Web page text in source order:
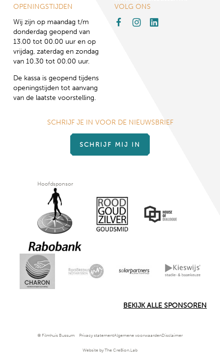
OPENINGSTIJDEN
Wij zijn op maandag t/m
donderdag geopend van
13.00 tot 00.00 uur en op
vrijdag, zaterdag en zondag
van 10.30 tot 00.00 uur.
De kassa is geopend tijdens
openingstijden tot aanvang
van de laatste voorstelling.
VOLG ONS
SCHRIJF JE IN VOOR DE NIEUWSBRIEF
SCHRIJF MIJ IN
Hoofdsponsor
BEKIJK ALLE SPONSOREN
© Filmhuis Bussum Privacy statementAlgemene voorwaardenDisclaimer
Website by The Cre8ion.Lab